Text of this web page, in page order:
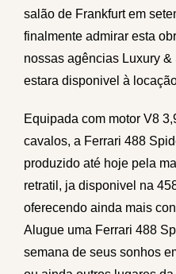
salão de Frankfurt em
finalmente admirar esta
nossas agências Luxury
estara disponivel à
Equipada com motor V8
cavalos, a Ferrari 488
produzido até hoje pela
retratil, ja disponivel na
oferecendo ainda mais
Alugue uma Ferrari 488
semana de seus sonhos